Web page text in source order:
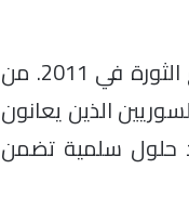
قطر كانت ولا تزال من أبرز الدول التي تقف إلى جانب الشعب السوري منذ اندلاع الثورة في 2011. من
الذين يعانون
حلول سلمية تضمن